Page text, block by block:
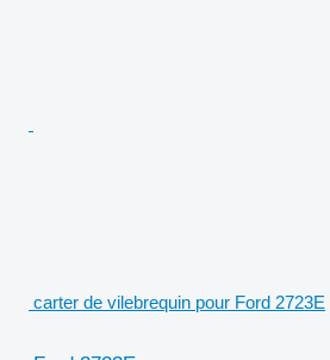
carter de vilebrequin pour Ford 2723E